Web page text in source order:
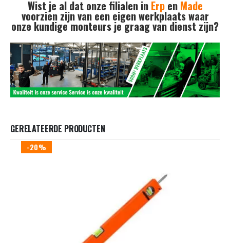
Wist je al dat onze filialen in Erpen Made
voorzien zijn van een eigen werkplaats waar
onze kundige monteurs je graag van dienst zijn?
GERELATEERDE PRODUCTEN
-20%